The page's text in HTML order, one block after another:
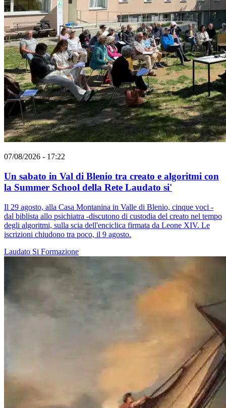
07/08/2026 - 17:22
Un sabato in Val di Blenio tra creato e algoritmi con
la Summer School della Rete Laudato si'
Il 29 agosto, alla Casa Montanina in Valle di Blenio, cinque voci -
dal biblista allo psichiatra -discutono di custodia del creato nel tempo
degli algoritmi, sulla scia dell'enciclica firmata da Leone XIV. Le
iscrizioni chiudono tra poco, il 9 agosto.
Laudato Si Formazione